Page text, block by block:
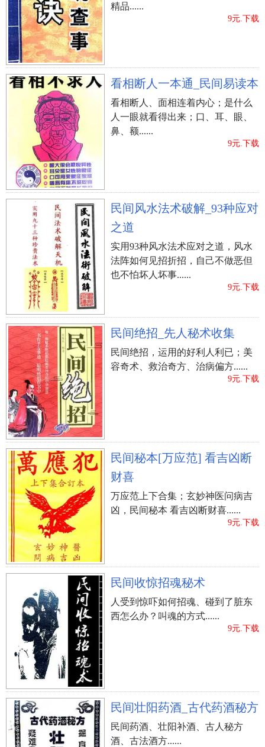
精品......
9元.下载
看相断人一本通_民间易读本
看相断人、面相连着内心；是什么
人一眼就看得出来；口、耳、眼、
鼻、额......
9元.下载
民间风水法术破解_93种应对
之道
实用93种风水法术应对之道，风水
法阵如何见招折招，自己不做恶但
也不怕坏人坏事......
9元.下载
民间绝招_先人秘术收集
民间绝招，运用的好利人利已；美
容奇术、救治奇方、治病偏方......
9元.下载
民间秘本[万应范] 看吉凶断
财喜
万应范上下合集；玄妙神医问病吉
凶，民间秘本 看吉凶断财喜......
9元.下载
民间收惊招魂秘术
人受到惊吓如何招魂、碰到了脏东
西怎么办？叫魂的方式......
9元.下载
民间壮阳药酒_古代药酒秘方
民间药酒、壮阳补酒、古人秘方
酒、古法酒方......